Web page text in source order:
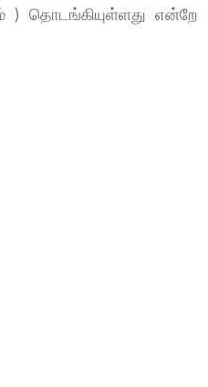
தொடங்கியுள்ளது என்றே